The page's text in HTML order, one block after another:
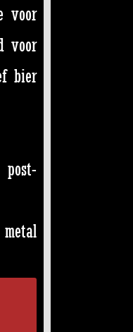
voor
voor
bier
post-